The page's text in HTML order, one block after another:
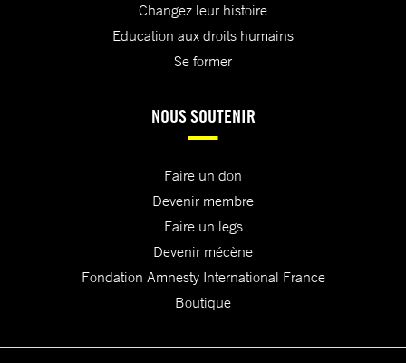
Changez leur histoire
Education aux droits humains
Se former
NOUS SOUTENIR
Faire un don
Devenir membre
Faire un legs
Devenir mécène
Fondation Amnesty International France
Boutique